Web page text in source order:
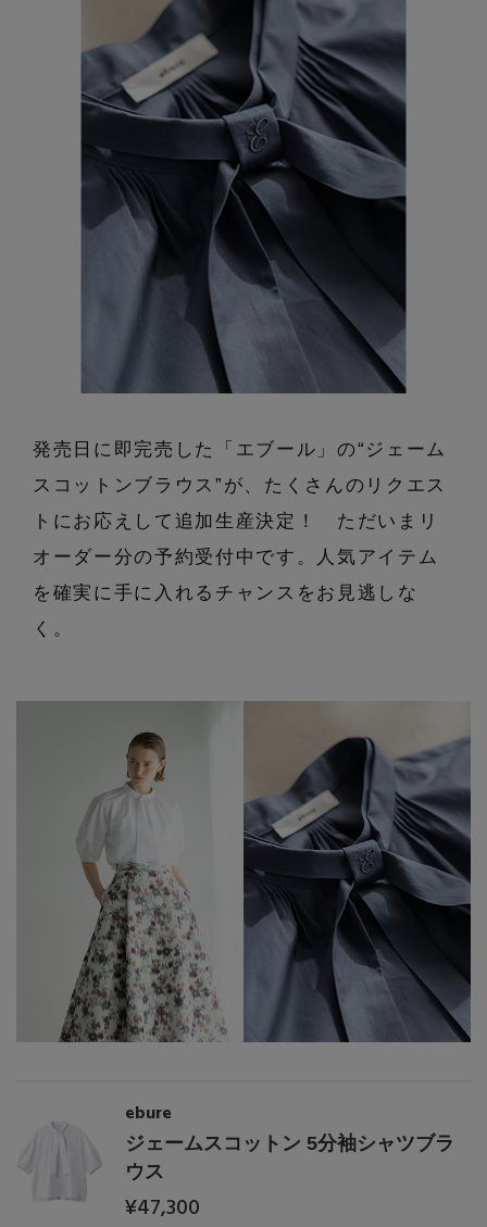
最旬！トレンドワード
【予約】新作ウェアをチェック
【Tシャツ】デイリーに活躍
【日傘】完全遮光・軽量傘
【サンダル】ビーサンの季節！
【リネン】涼しい夏素材
【レース】上品な透け感
【雨の日】急な雨対策グッズ
『ELLE』最新号掲載
【ジュエリー】シルバーでクールに
アイテム一覧
カットソー・Tシャツ
ワンピース・チュニック
ジャケット
ニット
コート
ルームウェア・パジャマ
シューズ
すべてのシューズ
サンダル
パンプス
レインシューズ
ブーツ
バッグ・財布
すべてのバッグ・財布
カゴバッグ
ハンドバッグ
財布・小物
ボディバッグ・ウェストポーチ
クラッチバッグ
スーツケース
ファッション小物
ヘアアクセサリー
スマートフォンケース・タブレットケース
アイウェア
ベルト
グローブ
レッグウェア
ポーチ
すべてのアクセサリー
ピアス・イヤリング
ネックレス
バングル・ブレスレット
リング
コサージュ・ブローチ
アンクレット
ランジェリー
ランジェリー
インナー
すべてのスポーツ
ウェア
シューズ
バッグ・小物
水着・スイムウェア
CONTENTS
特集一覧
NEW IN BRAND
BRAND NEWS
アカウント連携
エル・ショップについて
お知らせ
よくあるご質問
発売日に即完売した「エブール」の“ジェーム
スコットンブラウス”が、たくさんのリクエス
トにお応えして追加生産決定！ ただいまリ
オーダー分の予約受付中です。人気アイテム
を確実に手に入れるチャンスをお見逃しな
く。
ebure
ジェームスコットン 5分袖シャツブラ
ウス
¥47,300